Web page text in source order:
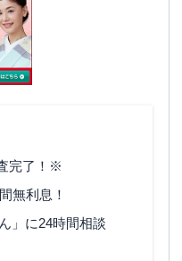
完了！※
無利息！
」に24時間相談